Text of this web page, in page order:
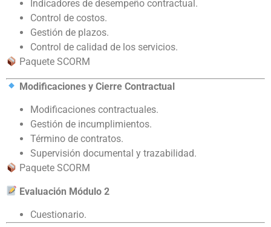
Indicadores de desempeño contractual.
Control de costos.
Gestión de plazos.
Control de calidad de los servicios.
Paquete SCORM
Modificaciones y Cierre Contractual
Modificaciones contractuales.
Gestión de incumplimientos.
Término de contratos.
Supervisión documental y trazabilidad.
Paquete SCORM
Evaluación Módulo 2
Cuestionario.